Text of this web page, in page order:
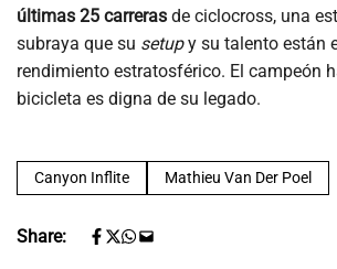
últimas 25 carreras de ciclocross, una
subraya que su setupy su talento están
rendimiento estratosférico. El campeón
bicicleta es digna de su legado.
Canyon Inflite Mathieu Van Der Poel
Share: